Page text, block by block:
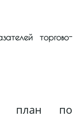
торгово-
план по